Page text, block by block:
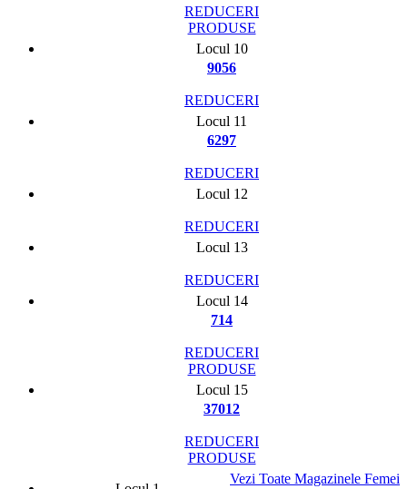
REDUCERI
PRODUSE
Locul 10
9056
REDUCERI
Locul 11
6297
REDUCERI
Locul 12
REDUCERI
Locul 13
REDUCERI
Locul 14
714
REDUCERI
PRODUSE
Locul 15
37012
REDUCERI
PRODUSE
Vezi Toate Magazinele Femei